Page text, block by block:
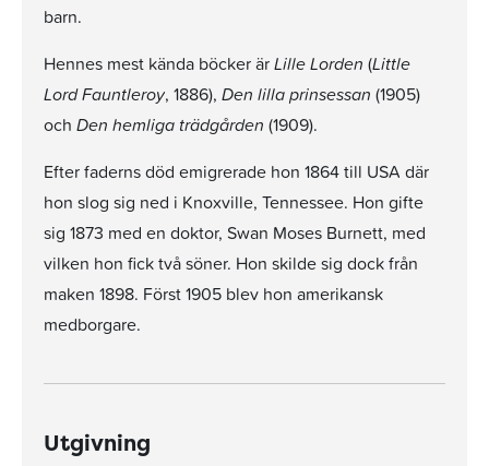
barn.
Hennes mest kända böcker ärLille Lorden (Little
Lord Fauntleroy, 1886), Den lilla prinsessan (1905)
och Den hemliga trädgården (1909).
Efter faderns död emigrerade hon 1864 till USA där
hon slog sig ned i Knoxville, Tennessee. Hon gifte
sig 1873 med en doktor, Swan Moses Burnett, med
vilken hon fick två söner. Hon skilde sig dock från
maken 1898. Först 1905 blev hon amerikansk
medborgare.
Utgivning